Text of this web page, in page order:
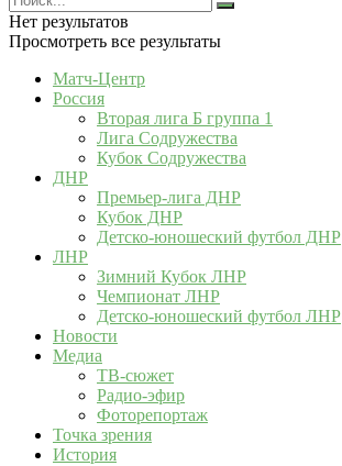
Нет результатов
Просмотреть все результаты
Матч-Центр
Россия
Вторая лига Б группа 1
Лига Содружества
Кубок Содружества
ДНР
Премьер-лига ДНР
Кубок ДНР
Детско-юношеский футбол ДНР
ЛНР
Зимний Кубок ЛНР
Чемпионат ЛНР
Детско-юношеский футбол ЛНР
Новости
Медиа
ТВ-сюжет
Радио-эфир
Фоторепортаж
Точка зрения
История